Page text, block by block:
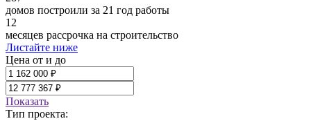
домов построили за 21 год работы
12
месяцев рассрочка на строительство
Листайте ниже
Цена от и до
Показать
Тип проекта: